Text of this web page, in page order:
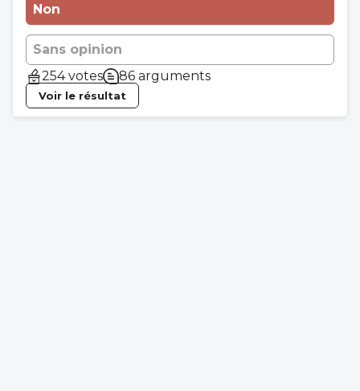
Non
Sans opinion
254 votes
86 arguments
Voir le résultat